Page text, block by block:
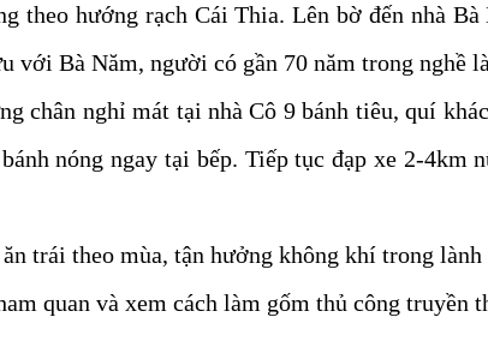
theo hướng rạch Cái Thia. Lên bờ đến nhà
Bà Năm, người có gần 70 năm trong nghề
chân nghỉ mát tại nhà Cô 9 bánh tiêu, quí
nóng ngay tại bếp. Tiếp tục đạp xe 2-
trái theo mùa, tận hưởng không khí trong
quan và xem cách làm gốm thủ công